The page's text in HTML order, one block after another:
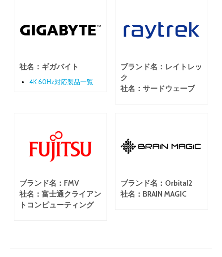
社名：ギガバイト
4K 60Hz対応製品一覧
ブランド名：レイトレッ
ク
社名：サードウェーブ
ブランド名：FMV
社名：富士通クライアン
トコンピューティング
ブランド名：Orbital2
社名：BRAIN MAGIC